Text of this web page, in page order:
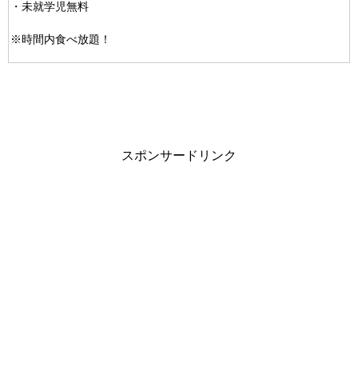
・未就学児無料
※時間内食べ放題！
スポンサードリンク